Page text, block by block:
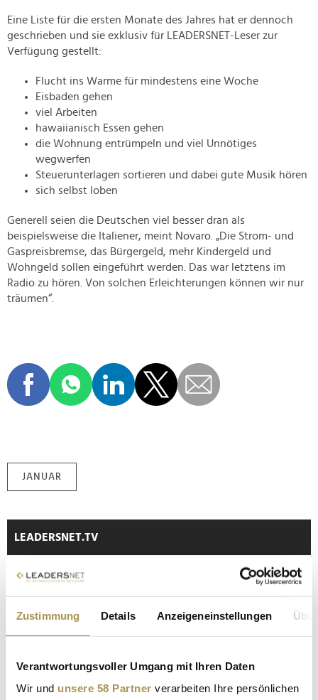
Zustimmung Details Anzeigeneinstellungen
Verantwortungsvoller Umgang mit Ihren Daten
Wir und unsere 58 Partner verarbeiten Ihre persönlichen
Eine Liste für die ersten Monate des Jahres hat er dennoch
geschrieben und sie exklusiv für LEADERSNET-Leser zur
Verfügung gestellt:
Flucht ins Warme für mindestens eine Woche
Eisbaden gehen
viel Arbeiten
hawaiianisch Essen gehen
die Wohnung entrümpeln und viel Unnötiges
wegwerfen
Steuerunterlagen sortieren und dabei gute Musik hören
sich selbst loben
Generell seien die Deutschen viel besser dran als
beispielsweise die Italiener, meint Novaro. „Die Strom- und
Gaspreisbremse, das Bürgergeld, mehr Kindergeld und
Wohngeld sollen eingeführt werden. Das war letztens im
Radio zu hören. Von solchen Erleichterungen können wir nur
träumen“.
JANUAR
LEADERSNET.TV
LAUTSCHALTEN